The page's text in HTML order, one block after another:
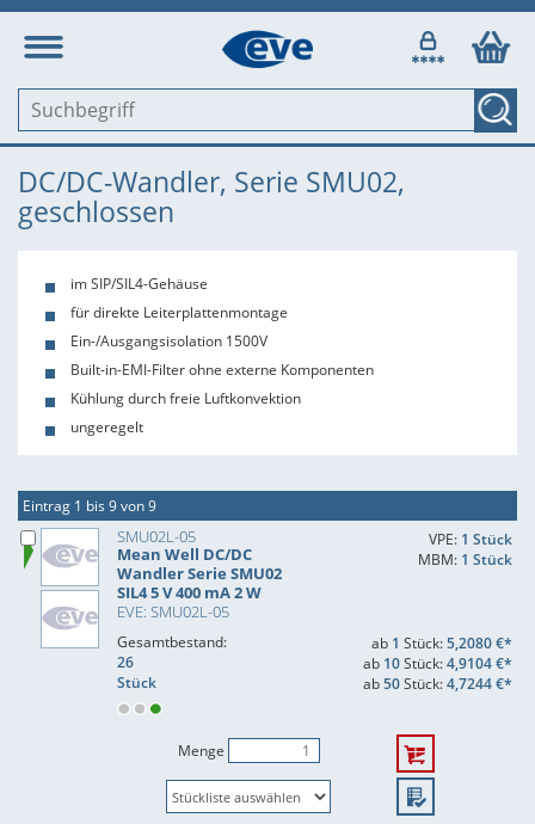
DC/DC-Wandler, Serie SMU02,
geschlossen
im SIP/SIL4-Gehäuse
für direkte Leiterplattenmontage
Ein-/Ausgangsisolation 1500V
Built-in-EMI-Filter ohne externe Komponenten
Kühlung durch freie Luftkonvektion
ungeregelt
Eintrag 1 bis 9 von 9
SMU02L-05
Mean Well DC/DC
Wandler Serie SMU02
SIL4 5 V 400 mA 2 W
EVE: SMU02L-05
VPE: 1 Stück
MBM: 1 Stück
Gesamtbestand:
26
Stück
ab 1 Stück:5,2080 €*
ab 10Stück:4,9104 €*
ab50Stück:4,7244 €*
Menge